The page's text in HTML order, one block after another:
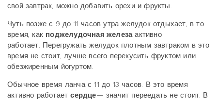
свой завтрак, можно добавить орехи и фрукты.
Чуть позже с 9 до 11 часов утра желудок отдыхает, в то
время, как поджелудочная железаактивно
работает. Перегружать желудок плотным завтраком в это
время не стоит, лучше всего перекусить фруктом или
обезжиренным йогуртом.
Обычное время ланча с 11 до 13 часов. В это время
активно работаетсердце— значит переедать не стоит. В